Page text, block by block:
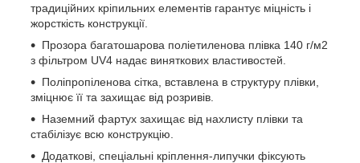
традиційних кріпильних елементів гарантує міцність і
жорсткість конструкції.
Прозора багатошарова поліетиленова плівка 140 г/м2
з фільтром UV4 надає виняткових властивостей.
Поліпропіленова сітка, вставлена в структуру плівки,
зміцнює її та захищає від розривів.
Наземний фартух захищає від нахлисту плівки та
стабілізує всю конструкцію.
Додаткові, спеціальні кріплення-липучки фіксують